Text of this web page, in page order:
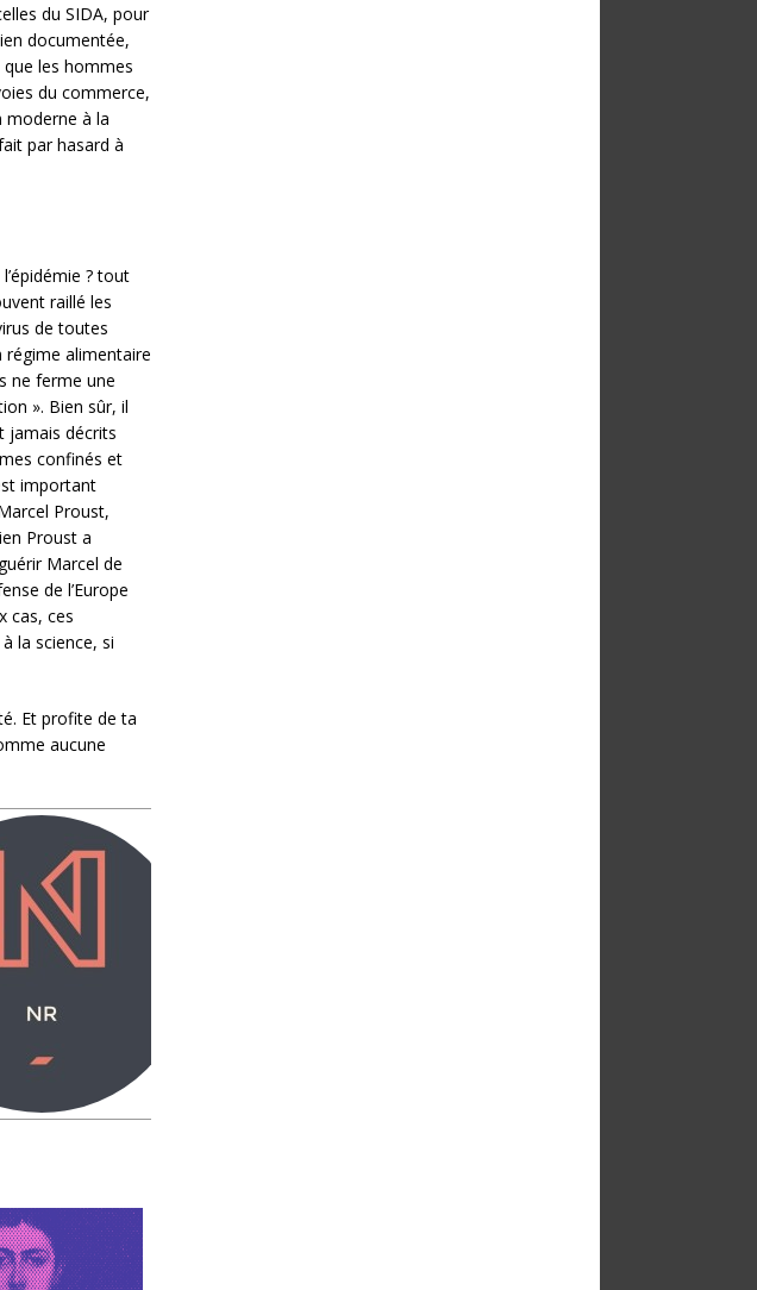
du SIDA, pour
documentée,
les hommes
du commerce,
à la
par hasard à
? tout
raillé les
de toutes
alimentaire
ne ferme une
». Bien sûr, il
jamais décrits
confinés et
important
Proust,
Proust a
Marcel de
de l’Europe
cas, ces
la science, si
Et profite de ta
aucune